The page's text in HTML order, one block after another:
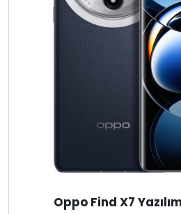
Oppo Find X7